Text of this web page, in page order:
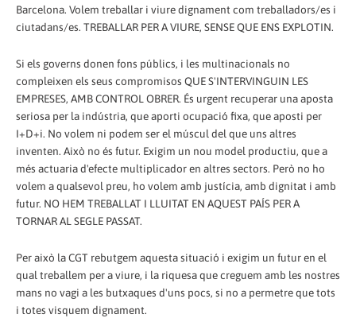
Barcelona. Volem treballar i viure dignament com treballadors/es i
ciutadans/es. TREBALLAR PER A VIURE, SENSE QUE ENS EXPLOTIN.
Si els governs donen fons públics, i les multinacionals no
compleixen els seus compromisos QUE S'INTERVINGUIN LES
EMPRESES, AMB CONTROL OBRER. És urgent recuperar una aposta
seriosa per la indústria, que aporti ocupació fixa, que aposti per
I+D+i. No volem ni podem ser el múscul del que uns altres
inventen. Això no és futur. Exigim un nou model productiu, que a
més actuaria d'efecte multiplicador en altres sectors. Però no ho
volem a qualsevol preu, ho volem amb justícia, amb dignitat i amb
futur. NO HEM TREBALLAT I LLUITAT EN AQUEST PAÍS PER A
TORNAR AL SEGLE PASSAT.
Per això la CGT rebutgem aquesta situació i exigim un futur en el
qual treballem per a viure, i la riquesa que creguem amb les nostres
mans no vagi a les butxaques d'uns pocs, si no a permetre que tots
i totes visquem dignament.